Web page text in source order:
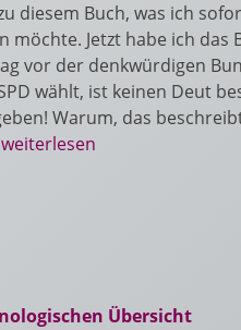
diesem Buch, was ich
möchte. Jetzt habe ich das
vor der denkwürdigen
wählt, ist keinen Deut
Warum, das
Übersicht